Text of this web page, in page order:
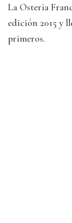
La Osteria
edición 2015 y
primeros.